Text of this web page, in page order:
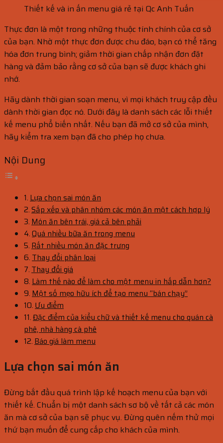
Thiết kế và in ấn menu giá rẻ tại Qc Anh Tuấn
Thực đơn là một trong những thuộc tính chính của cơ sở
của bạn. Nhờ một thực đơn được chu đáo, bạn có thể tăng
hóa đơn trung bình; giảm thời gian chấp nhận đơn đặt
hàng và đảm bảo rằng cơ sở của bạn sẽ được khách ghi
nhớ.
Hãy dành thời gian soạn menu, vì mọi khách truy cập đều
dành thời gian đọc nó. Dưới đây là danh sách các lỗi thiết
kế menu phổ biến nhất. Nếu bạn đã mở cơ sở của mình,
hãy kiểm tra xem bạn đã cho phép họ chưa.
Nội Dung
Lựa chọn sai món ăn
Sắp xếp và phân nhóm các món ăn một cách hợp lý
Món ăn bên trái, giá cả bên phải
Quá nhiều bữa ăn trong menu
Rất nhiều món ăn đặc trưng
Thay đổi phân loại
Thay đổi giá
Làm thế nào để làm cho một menu in hấp dẫn hơn?
Một số mẹo hữu ích để tạo menu “bán chạy”
Ưu điểm
Đặc điểm của kiểu chữ và thiết kế menu cho quán cà
phê, nhà hàng cà phê
Báo giá làm menu
Lựa chọn sai món ăn
Đừng bắt đầu quá trình lập kế hoạch menu của bạn với
thiết kế. Chuẩn bị một danh sách sơ bộ về tất cả các món
ăn mà cơ sở của bạn sẽ phục vụ. Đừng quên nếm thử mọi
thứ bạn muốn để cung cấp cho khách của mình.